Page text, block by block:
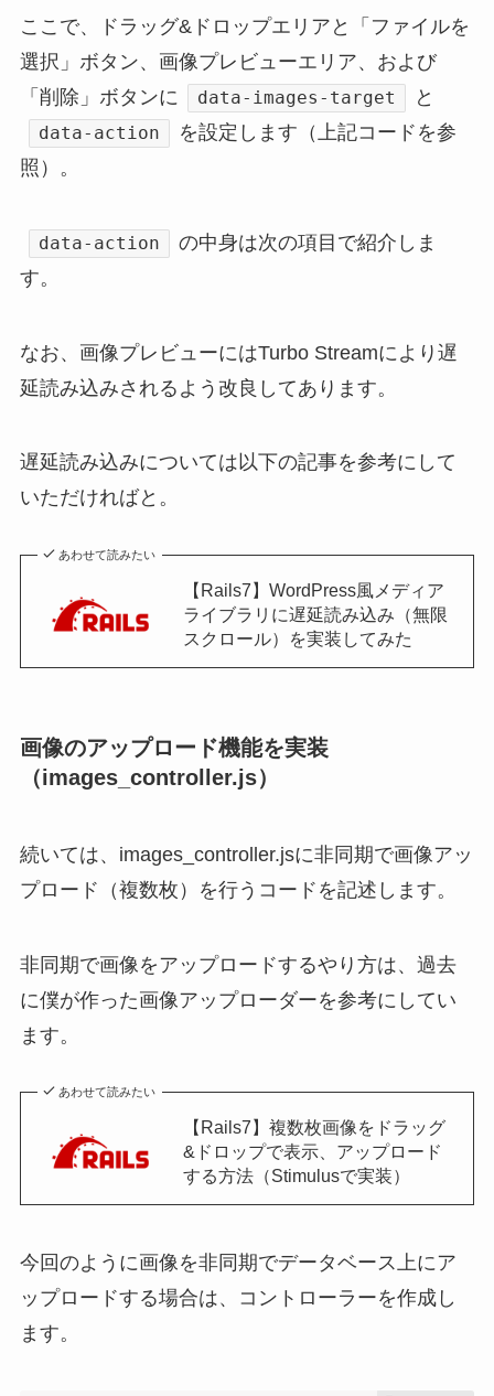
ここで、ドラッグ&ドロップエリアと「ファイルを
選択」ボタン、画像プレビューエリア、および
「削除」ボタンに
data-images-target と
data-action
を設定します（上記コードを参
照）。
data-action
の中身は次の項目で紹介しま
す。
なお、画像プレビューにはTurbo Streamにより遅
延読み込みされるよう改良してあります。
遅延読み込みについては以下の記事を参考にして
いただければと。
あわせて読みたい
【Rails7】WordPress風メディア
ライブラリに遅延読み込み（無限
スクロール）を実装してみた
画像のアップロード機能を実装
（images_controller.js）
続いては、images_controller.jsに非同期で画像アッ
プロード（複数枚）を行うコードを記述します。
非同期で画像をアップロードするやり方は、過去
に僕が作った画像アップローダーを参考にしてい
ます。
あわせて読みたい
【Rails7】複数枚画像をドラッグ
&ドロップで表示、アップロード
する方法（Stimulusで実装）
今回のように画像を非同期でデータベース上にア
ップロードする場合は、コントローラーを作成し
ます。